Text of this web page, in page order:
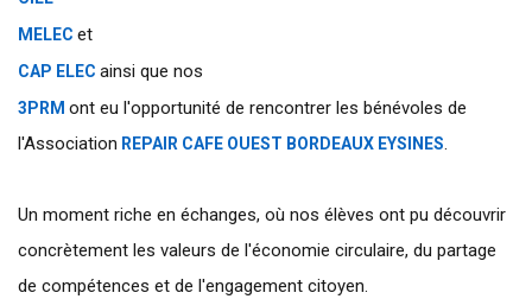
hashtag
MELEC et
hashtag
CAP ELEC ainsi que nos
hashtag
3PRM ont eu l'opportunité de rencontrer les bénévoles de
l'Association REPAIR CAFE OUEST BORDEAUX EYSINES.
Un moment riche en échanges, où nos élèves ont pu découvrir
concrètement les valeurs de l'économie circulaire, du partage
de compétences et de l'engagement citoyen.